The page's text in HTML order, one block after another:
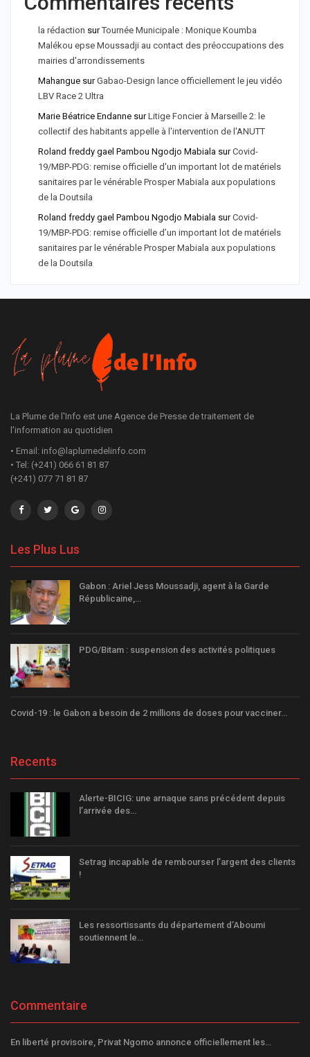
la rédaction surTournée Municipale : Monique Koumba
Malékou epse Moussadji au contact des préoccupations des
mairies d'arrondissements
Mahangue surGabao-Design lance officiellement le jeu vidéo
LBV Race 2 Ultra
Marie Béatrice Endanne surLitige Foncier à Marseille 2: le
collectif des habitants appelle à l'intervention de l'ANUTT
Roland freddy gael Pambou Ngodjo Mabiala surCovid-
19/MBP-PDG: remise officielle d'un important lot de matériels
sanitaires par le vénérable Prosper Mabiala aux populations
de la Doutsila
Roland freddy gael Pambou Ngodjo Mabiala surCovid-
19/MBP-PDG: remise officielle d’un important lot de matériels
sanitaires par le vénérable Prosper Mabiala aux populations
de la Doutsila
La Plume de l'Info est une Agence de Presse de traitement de
l'information au quotidien
• Email: info@laplumedelinfo.com
• Tel: (+241) 066 61 81 87
(+241) 077 71 81 87
Les Plus Lus
Gabon : Ariel Jess Moussadji, agent à la Garde
Républicaine,…
PDG/Bitam : suspension des activités politiques
Covid-19 : le Gabon a besoin de 2 millions de doses pour vacciner…
Recents
Alerte-BICIG: une arnaque sans précédent depuis
l’arrivée des…
Setrag incapable de rembourser l’argent des clients
!
Les ressortissants du département d’Aboumi
soutiennent le…
Commentaire
En liberté provisoire, Privat Ngomo annonce officiellement les…